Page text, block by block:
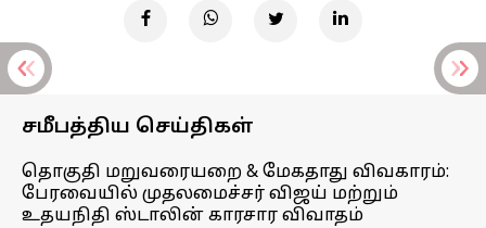
சமீபத்திய செய்திகள்
தொகுதி மறுவரையறை & மேகதாது விவகாரம்:
பேரவையில் முதலமைச்சர் விஜய் மற்றும்
உதயநிதி ஸ்டாலின் காரசார விவாதம்